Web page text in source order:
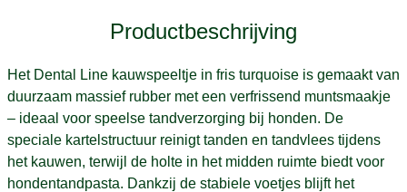
Productbeschrijving
Het Dental Line kauwspeeltje in fris turquoise is gemaakt van
duurzaam massief rubber met een verfrissend muntsmaakje
– ideaal voor speelse tandverzorging bij honden. De
speciale kartelstructuur reinigt tanden en tandvlees tijdens
het kauwen, terwijl de holte in het midden ruimte biedt voor
hondentandpasta. Dankzij de stabiele voetjes blijft het